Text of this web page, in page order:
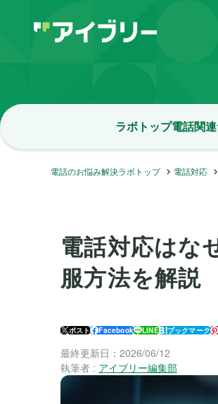
ラボトップ電話関
電話のお悩み解決ラボトップ 電話対応
電話対応はな
服方法を解説
ポスト Facebook LINE ブックマーク
最終更新日：2026/06/12
執筆者 : アイブリー編集部